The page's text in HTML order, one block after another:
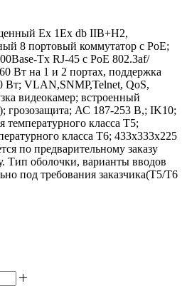
Ex 1Ex db IIB+H2,
8 портовый коммутатор с РоЕ;
Tx RJ-45 с PoE 802.3af/
Вт на 1 и 2 портах, поддержка
Вт; VLAN,SNMP,Telnet, QoS,
видеокамер; встроенный
грозозащита; АС 187-253 В,; IK10;
температурного класса Т5;
класса Т6; 433х333х225
по предварительному заказу
Тип оболочки, варианты вводов
под требования заказчика(Т5/T6